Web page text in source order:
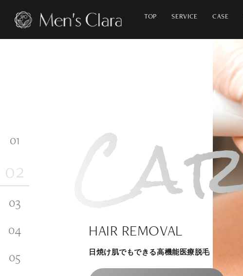
TOP SERVICE CASE
SIGNATURE TREATMENTS
リラックスできる落ち着いた空間で
HAIR REMOVAL
日焼け肌でもできる高機能医療脱毛
SKINCARE-TRIAL
その人に合わせてオーダーメイドで
PHILOSOPHY
“男性”特化の美容
ナチュラル
内側から若々しく健康な身体へ
INVITATION
メンバーシップを、最高のギフトに。